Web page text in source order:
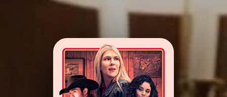
Minha Lista
Pesquisar